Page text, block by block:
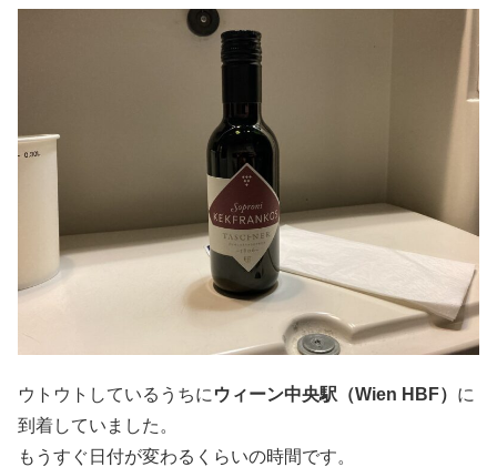
ウトウトしているうちに ウィーン中央駅（Wien HBF） に
到着していました。
もうすぐ日付が変わるくらいの時間です。